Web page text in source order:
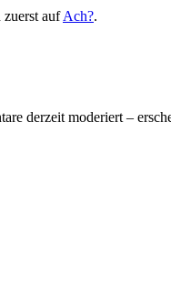
zuerst aufAch?.
derzeit moderiert –